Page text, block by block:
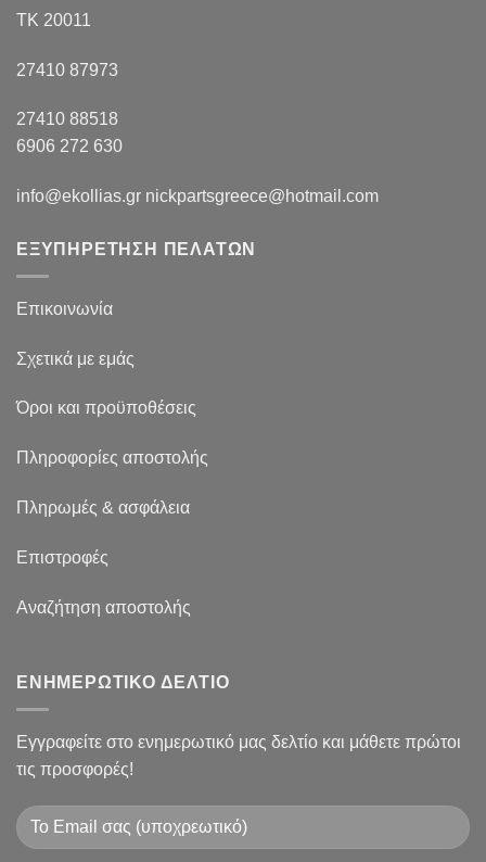
ΤΚ 20011
27410 87973
27410 88518
6906 272 630
info@ekollias.gr nickpartsgreece@hotmail.com
ΕΞΥΠΗΡΕΤΗΣΗ ΠΕΛΑΤΩΝ
Επικοινωνία
Σχετικά με εμάς
Όροι και προϋποθέσεις
Πληροφορίες αποστολής
Πληρωμές & ασφάλεια
Επιστροφές
Αναζήτηση αποστολής
ΕΝΗΜΕΡΩΤΙΚΟ ΔΕΛΤΙΟ
Εγγραφείτε στο ενημερωτικό μας δελτίο και μάθετε πρώτοι
τις προσφορές!